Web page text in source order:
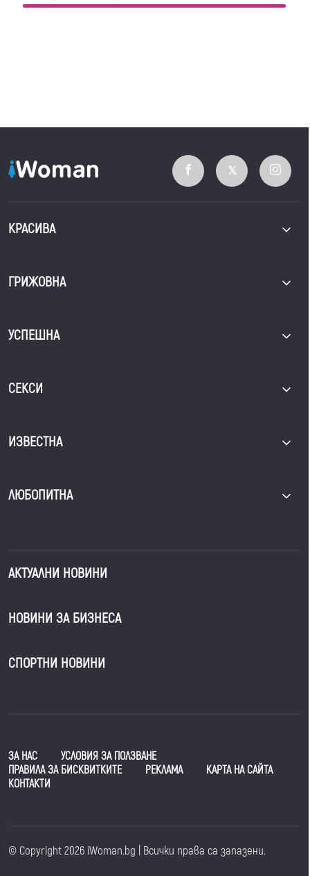
КРАСИВА
ГРИЖОВНА
УСПЕШНА
СЕКСИ
ИЗВЕСТНА
ЛЮБОПИТНА
АКТУАЛНИ НОВИНИ
НОВИНИ ЗА БИЗНЕСА
СПОРТНИ НОВИНИ
ЗА НАС
УСЛОВИЯ ЗА ПОЛЗВАНЕ
ПРАВИЛА ЗА БИСКВИТКИТЕ
РЕКЛАМА
КАРТА НА САЙТА
КОНТАКТИ
© Copyright 2026 iWoman.bg | Всички права са запазени.